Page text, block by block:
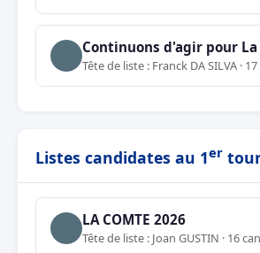
Continuons d'agir pour
Tête de liste : Franck DA SILVA ·
Listes candidates au 1er
LA COMTE 2026
Tête de liste : Joan GUSTIN · 16